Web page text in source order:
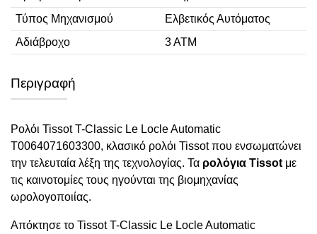
Τύπος Μηχανισμού
Ελβετικός Αυτόματος
Αδιάβροχο
3 ΑΤΜ
Περιγραφή
Ρολόι Tissot T-Classic Le Locle Automatic
T0064071603300, κλασικό ρολόι Tissot που ενσωματώνει
την τελευταία λέξη της τεχνολογίας. Τα ρολόγια Tissot με
τις καινοτομίες τους ηγούνται της βιομηχανίας
ωρολογοποιίας.
Απόκτησε το Tissot T-Classic Le Locle Automatic